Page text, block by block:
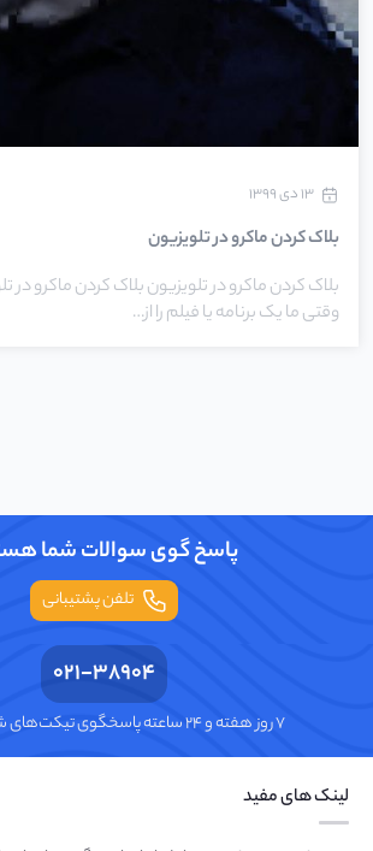
۱۳ دی ۱۳۹۹
بلاک کردن ماکرو در تلویزیون
بلاک کردن ماکرو در تلویزیون بلاک کردن ماکرو
وقتی ما یک برنامه یا فیلم را از…
پاسخ گوی سوالات شما
تلفن پشتیبانی
021-38904
۷ روز هفته و ۲۴ ساعته پاسخگوی تیکت‌های شما هستیم.
لینک های مفید